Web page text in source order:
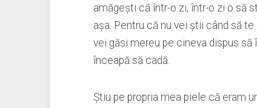
amăgești că într-o zi, într-o zi o să
așa. Pentru că nu vei știi când să
vei găsi mereu pe cineva dispus
înceapă să cadă.
Știu pe propria mea piele că eram